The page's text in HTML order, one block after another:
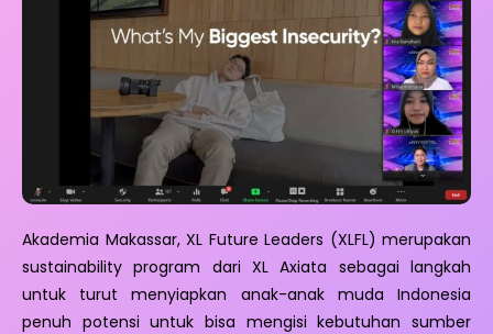
Akademia Makassar, XL Future Leaders (XLFL) merupakan
sustainability program dari XL Axiata sebagai langkah
untuk turut menyiapkan anak-anak muda Indonesia
penuh potensi untuk bisa mengisi kebutuhan sumber